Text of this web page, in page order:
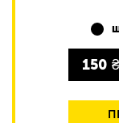
150 ₴